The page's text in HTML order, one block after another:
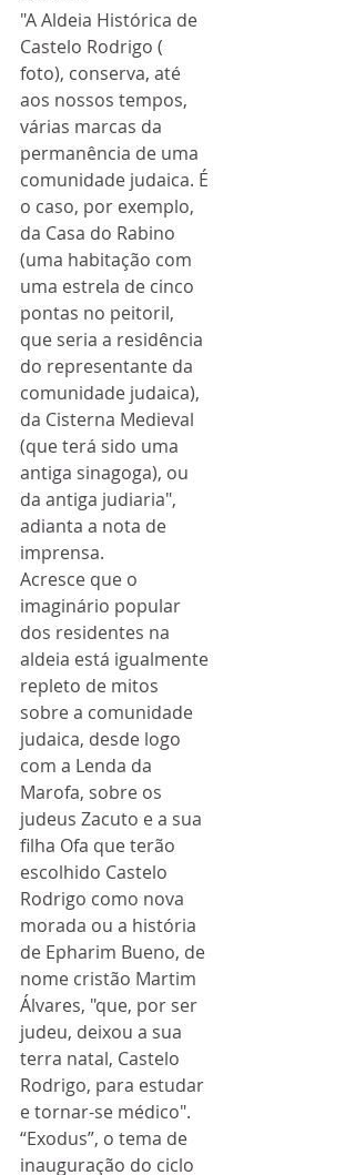
"A Aldeia Histórica de
Castelo Rodrigo (
foto), conserva, até
aos nossos tempos,
várias marcas da
permanência de uma
comunidade judaica. É
o caso, por exemplo,
da Casa do Rabino
(uma habitação com
uma estrela de cinco
pontas no peitoril,
que seria a residência
do representante da
comunidade judaica),
da Cisterna Medieval
(que terá sido uma
antiga sinagoga), ou
da antiga judiaria",
adianta a nota de
imprensa.
Acresce que o
imaginário popular
dos residentes na
aldeia está igualmente
repleto de mitos
sobre a comunidade
judaica, desde logo
com a Lenda da
Marofa, sobre os
judeus Zacuto e a sua
filha Ofa que terão
escolhido Castelo
Rodrigo como nova
morada ou a história
de Epharim Bueno, de
nome cristão Martim
Álvares, "que, por ser
judeu, deixou a sua
terra natal, Castelo
Rodrigo, para estudar
e tornar-se médico".
“Exodus”, o tema de
inauguração do ciclo